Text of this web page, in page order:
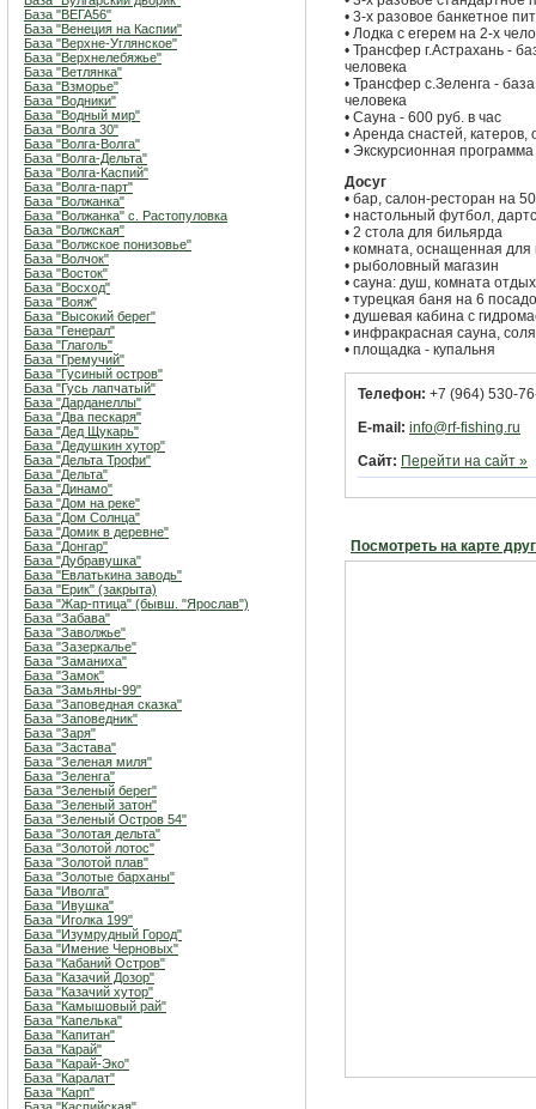
База "ВЕГА56"
База "Венеция на Каспии"
База "Верхне-Углянское"
База "Верхнелебяжье"
База "Ветлянка"
База "Взморье"
База "Водники"
База "Водный мир"
База "Волга 30"
База "Волга-Волга"
База "Волга-Дельта"
База "Волга-Каспий"
База "Волга-парт"
База "Волжанка"
База "Волжанка" с. Растопуловка
База "Волжская"
База "Волжское понизовье"
База "Волчок"
База "Восток"
База "Восход"
База "Вояж"
База "Высокий берег"
База "Генерал"
База "Глаголь"
База "Гремучий"
База "Гусиный остров"
База "Гусь лапчатый"
База "Дарданеллы"
База "Два пескаря"
База "Дед Щукарь"
База "Дедушкин хутор"
База "Дельта Трофи"
База "Дельта"
База "Динамо"
База "Дом на реке"
База "Дом Солнца"
База "Домик в деревне"
База "Донгар"
База "Дубравушка"
База "Евлатькина заводь"
База "Ерик" (закрыта)
База "Жар-птица" (бывш. "Ярослав")
База "Забава"
База "Заволжье"
База "Зазеркалье"
База "Заманиха"
База "Замок"
База "Замьяны-99"
База "Заповедная сказка"
База "Заповедник"
База "Заря"
База "Застава"
База "Зеленая миля"
База "Зеленга"
База "Зеленый берег"
База "Зеленый затон"
База "Зеленый Остров 54"
База "Золотая дельта"
База "Золотой лотос"
База "Золотой плав"
База "Золотые барханы"
База "Иволга"
База "Ивушка"
База "Иголка 199"
База "Изумрудный Город"
База "Имение Черновых"
База "Кабаний Остров"
База "Казачий Дозор"
База "Казачий хутор"
База "Камышовый рай"
База "Капелька"
База "Капитан"
База "Карай"
База "Карай-Эко"
База "Каралат"
База "Карп"
• 3-х разовое банкетное
• Лодка с егерем на 2-х
• Трансфер г.Астрахань -
человека
• Трансфер с.Зеленга -
человека
• Сауна - 600 руб. в час
• Аренда снастей,
• Экскурсионная программа
Досуг
• бар, салон-ресторан на
• настольный футбол,
• 2 стола для бильярда
• комната, оснащенная
• рыболовный магазин
• сауна: душ, комната
• турецкая баня на 6
• душевая кабина с
• инфракрасная сауна,
• площадка - купальня
Телефон: +7 (964) 530-
E-mail: info@rf-fishing.ru
Сайт: Перейти на сайт »
Посмотреть на карте